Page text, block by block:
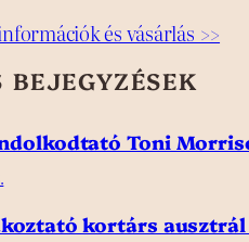
és vásárlás >>
BEJEGYZÉSEK
Toni
kortárs ausztrál